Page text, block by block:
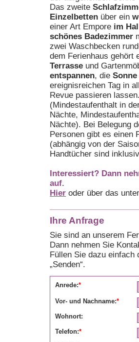
Das zweite
Einzelbetten über ein
einer Art Empore im
schönes Badezimmer
zwei Waschbecken
dem Ferienhaus gehört
Terrasse und
entspannen, die
ereignisreichen Tag in
Revue passieren
(Mindestaufenthalt in
Nächte,
Nächte). Bei Belegung
Personen gibt es einen
(abhängig von der
Handtücher sind
Interessiert? Dann
auf.
Hier oder über das
Ihre Anfrage
Sie sind an unserem
Dann nehmen Sie
Füllen Sie dazu
„Senden“.
Anrede:*
Vor- und Nachname:*
Wohnort:
Telefon:*